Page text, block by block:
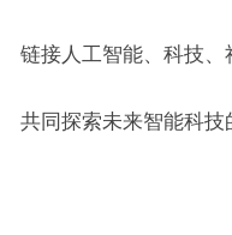
链接人工智能、科技、
共同探索未来智能科技